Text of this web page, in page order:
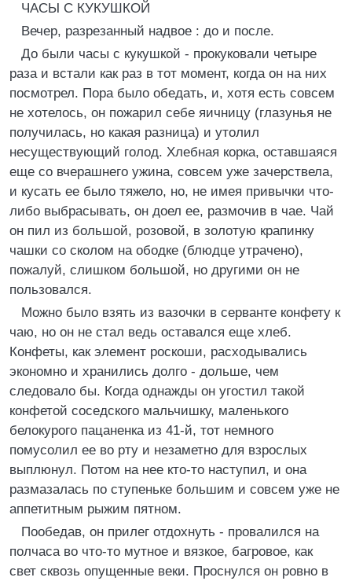
ЧАСЫ С КУКУШКОЙ
Вечер, разрезанный надвое : до и после.
До были часы с кукушкой - прокуковали четыре
раза и встали как раз в тот момент, когда он на них
посмотрел. Пора было обедать, и, хотя есть совсем
не хотелось, он пожарил себе яичницу (глазунья не
получилась, но какая разница) и утолил
несуществующий голод. Хлебная корка, оставшаяся
еще со вчерашнего ужина, совсем уже зачерствела,
и кусать ее было тяжело, но, не имея привычки что-
либо выбрасывать, он доел ее, размочив в чае. Чай
он пил из большой, розовой, в золотую крапинку
чашки со сколом на ободке (блюдце утрачено),
пожалуй, слишком большой, но другими он не
пользовался.
Можно было взять из вазочки в серванте конфету к
чаю, но он не стал ведь оставался еще хлеб.
Конфеты, как элемент роскоши, расходывались
экономно и хранились долго - дольше, чем
следовало бы. Когда однажды он угостил такой
конфетой соседского мальчишку, маленького
белокурого пацаненка из 41-й, тот немного
помусолил ее во рту и незаметно для взрослых
выплюнул. Потом на нее кто-то наступил, и она
размазалась по ступеньке большим и совсем уже не
аппетитным рыжим пятном.
Пообедав, он прилег отдохнуть - провалился на
полчаса во что-то мутное и вязкое, багровое, как
свет сквозь опущенные веки. Проснулся он ровно в